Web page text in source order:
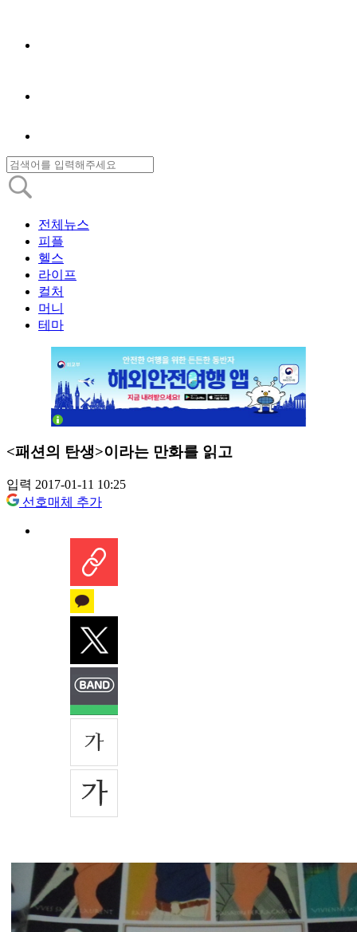
전체뉴스
피플
헬스
라이프
컬처
머니
테마
<패션의 탄생>이라는 만화를 읽고
입력 2017-01-11 10:25
선호매체 추가